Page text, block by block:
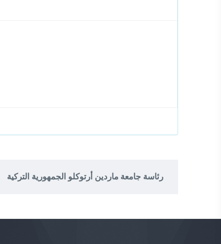
رئاسة جامعة ماردين أرتوكلو الجمهورية التركية